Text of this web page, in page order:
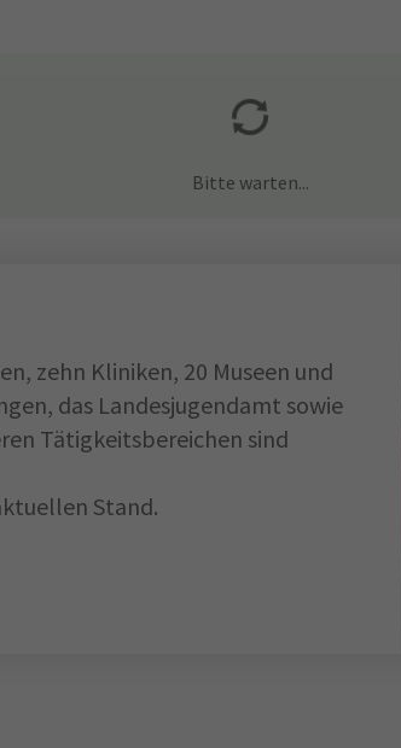
Bitte warten...
zehn Kliniken, 20 Museen und
das Landesjugendamt sowie
Tätigkeitsbereichen sind
Stand.